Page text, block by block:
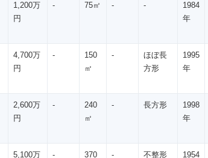
1,200万
円
- 75㎡ - -
1984
年
4,700万
円
-
150
㎡
-
ほぼ長
方形
1995
年
2,600万
円
-
240
㎡
- 長方形
1998
年
5,100万
-
370
- 不整形
1954